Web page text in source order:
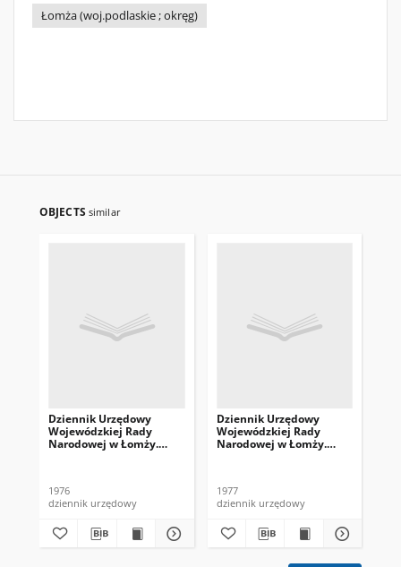
Łomża (woj.podlaskie ; okręg)
OBJECTS similar
Dziennik Urzędowy
Wojewódzkiej Rady
Narodowej w Łomży.
1976
dziennik urzędowy
Dziennik Urzędowy
Wojewódzkiej Rady
Narodowej w Łomży.
1977
dziennik urzędowy